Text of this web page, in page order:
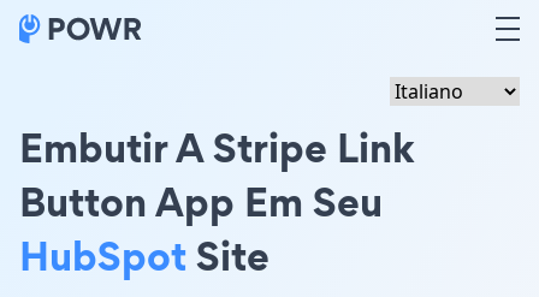
Embutir A Stripe Link
Button App Em Seu
HubSpotSite